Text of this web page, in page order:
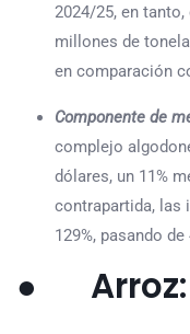
2024/25, en
millones de
en comparación
Componente de
complejo
dólares, un 11%
contrapartida, las
129%, pasando
● Arroz: